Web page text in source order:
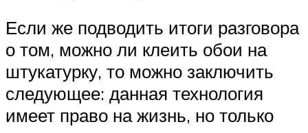
Если же подводить итоги разговора
о том, можно ли клеить обои на
штукатурку, то можно заключить
следующее: данная технология
имеет право на жизнь, но только